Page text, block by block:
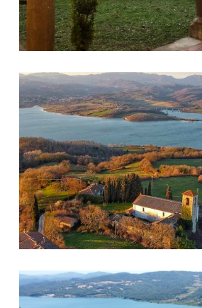
San Giovanni in Petroio
Bilancino